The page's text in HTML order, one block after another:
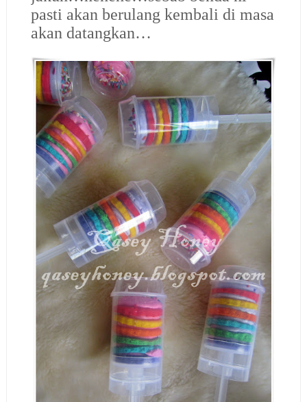
pasti akan berulang kembali di masa
akan datangkan…